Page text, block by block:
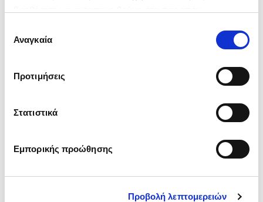
ενδιαφέρουν και να επιλέξετε από τα παρακάτω με την
΄΄και να ενημερωθείτε σχετικά με
συγκατάθεσης
Αναγκαία
Προτιμήσεις
Στατιστικά
Εμπορικής προώθησης
Προβολή λεπτομερειών